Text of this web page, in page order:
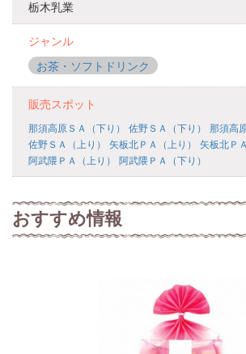
栃木乳業
ジャンル
お茶・ソフトドリンク
販売スポット
那須高原ＳＡ（下り） 佐野ＳＡ（下り）
那須高
佐野ＳＡ（上り）
矢板北ＰＡ（上り）
矢板北Ｐ
阿武隈ＰＡ（上り）
阿武隈ＰＡ（下り）
おすすめ情報